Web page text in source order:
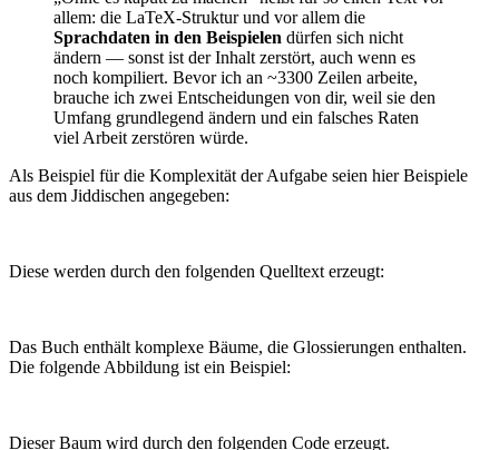
allem: die LaTeX-Struktur und vor allem die
Sprachdaten in den Beispielen dürfen sich nicht
ändern — sonst ist der Inhalt zerstört, auch wenn es
noch kompiliert. Bevor ich an ~3300 Zeilen arbeite,
brauche ich zwei Entscheidungen von dir, weil sie den
Umfang grundlegend ändern und ein falsches Raten
viel Arbeit zerstören würde.
Als Beispiel für die Komplexität der Aufgabe seien hier Beispiele
aus dem Jiddischen angegeben:
Diese werden durch den folgenden Quelltext erzeugt:
Das Buch enthält komplexe Bäume, die Glossierungen enthalten.
Die folgende Abbildung ist ein Beispiel:
Dieser Baum wird durch den folgenden Code erzeugt.